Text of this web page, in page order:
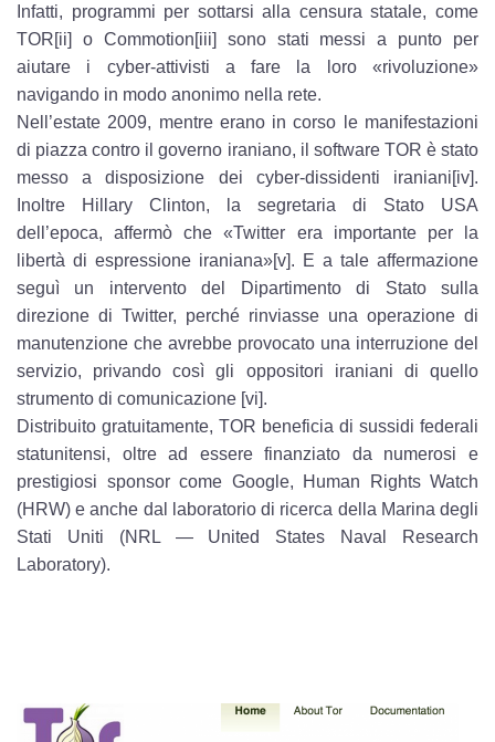
Infatti, programmi per sottarsi alla censura statale, come
TOR[ii] o Commotion[iii] sono stati messi a punto per
aiutare i cyber-attivisti a fare la loro «rivoluzione»
navigando in modo anonimo nella rete.
Nell’estate 2009, mentre erano in corso le manifestazioni
di piazza contro il governo iraniano, il software TOR è stato
messo a disposizione dei cyber-dissidenti iraniani[iv].
Inoltre Hillary Clinton, la segretaria di Stato USA
dell’epoca, affermò che «Twitter era importante per la
libertà di espressione iraniana»[v]. E a tale affermazione
seguì un intervento del Dipartimento di Stato sulla
direzione di Twitter, perché rinviasse una operazione di
manutenzione che avrebbe provocato una interruzione del
servizio, privando così gli oppositori iraniani di quello
strumento di comunicazione [vi].
Distribuito gratuitamente, TOR beneficia di sussidi federali
statunitensi, oltre ad essere finanziato da numerosi e
prestigiosi sponsor come Google, Human Rights Watch
(HRW) e anche dal laboratorio di ricerca della Marina degli
Stati Uniti (NRL — United States Naval Research
Laboratory).